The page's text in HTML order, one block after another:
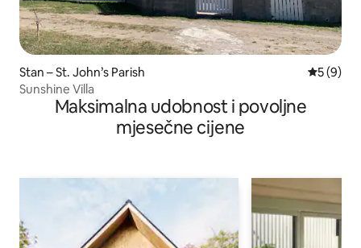
Stan – St. John’s Parish
5 (9)
Sunshine Villa
Maksimalna udobnost i povoljne
mjesečne cijene